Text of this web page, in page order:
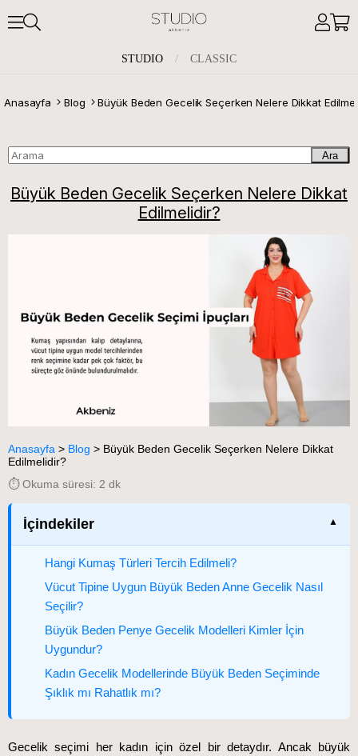
STUDIO / CLASSIC
Anasayfa Blog
Ara
Büyük Beden Gecelik Seçerken Nelere Dikkat
Edilmelidir?
Anasayfa > Blog > Büyük Beden Gecelik Seçerken Nelere Dikkat
Edilmelidir?
⏱️ Okuma süresi: 2 dk
İçindekiler
Hangi Kumaş Türleri Tercih Edilmeli?
Vücut Tipine Uygun Büyük Beden Anne Gecelik Nasıl
Seçilir?
Büyük Beden Penye Gecelik Modelleri Kimler İçin
Uygundur?
Kadın Gecelik Modellerinde Büyük Beden Seçiminde
Şıklık mı Rahatlık mı?
Gecelik seçimi her kadın için özel bir detaydır. Ancak büyük